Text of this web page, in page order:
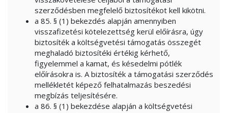
szerződésben megfelelő biztosítékot kell kikötni.
a 85. § (1) bekezdés alapján amennyiben
visszafizetési kötelezettség kerül előírásra, úgy
biztosíték a költségvetési támogatás összegét
meghaladó biztosítéki értékig kérhető,
figyelemmel a kamat, és késedelmi pótlék
előírásokra is. A biztosíték a támogatási szerződés
mellékletét képező felhatalmazás beszedési
megbízás teljesítésére.
a 86. § (1) bekezdése alapján a költségvetési